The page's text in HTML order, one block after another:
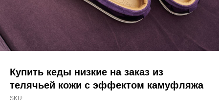
Купить кеды низкие на заказ из
телячьей кожи с эффектом камуфляжа
SKU: